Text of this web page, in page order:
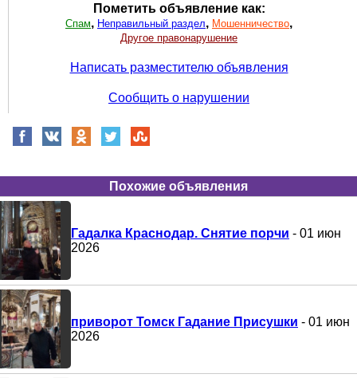
Пометить объявление как:
Спам, Неправильный раздел, Мошенничество,
Другое правонарушение
Написать разместителю объявления
Сообщить о нарушении
Похожие объявления
Гадалка Краснодар. Снятие порчи - 01 июн
2026
приворот Томск Гадание Присушки - 01 июн
2026